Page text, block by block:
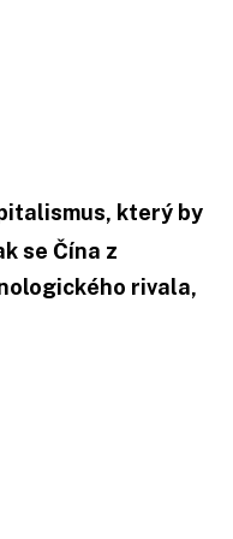
který by
se Čína z
rivala,